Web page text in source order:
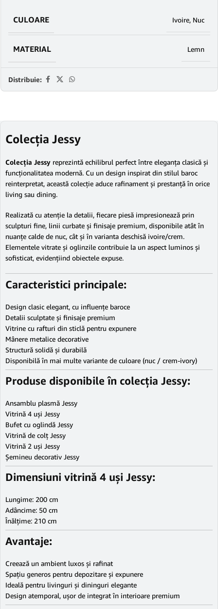
CULOARE Ivoire, Nuc
MATERIAL Lemn
Distribuie:
Colecția Jessy
Colecția Jessy reprezintă echilibrul perfect între eleganța clasică și
funcționalitatea modernă. Cu un design inspirat din stilul baroc
reinterpretat, această colecție aduce rafinament și prestanță în orice
living sau dining.
Realizată cu atenție la detalii, fiecare piesă impresionează prin
sculpturi fine, linii curbate și finisaje premium, disponibile atât în
nuanțe calde de nuc, cât și în varianta deschisă ivoire/crem.
Elementele vitrate și oglinzile contribuie la un aspect luminos și
sofisticat, evidențiind obiectele expuse.
Caracteristici principale:
Design clasic elegant, cu influențe baroce
Detalii sculptate și finisaje premium
Vitrine cu rafturi din sticlă pentru expunere
Mânere metalice decorative
Structură solidă și durabilă
Disponibilă în mai multe variante de culoare (nuc / crem-ivory)
Produse disponibile în colecția Jessy:
Ansamblu plasmă Jessy
Vitrină 4 uși Jessy
Bufet cu oglindă Jessy
Vitrină de colț Jessy
Vitrină 2 uși Jessy
Șemineu decorativ Jessy
Dimensiuni vitrină 4 uși Jessy:
Lungime: 200 cm
Adâncime: 50 cm
Înălțime: 210 cm
Avantaje:
Creează un ambient luxos și rafinat
Spațiu generos pentru depozitare și expunere
Ideală pentru livinguri și dininguri elegante
Design atemporal, ușor de integrat în interioare premium